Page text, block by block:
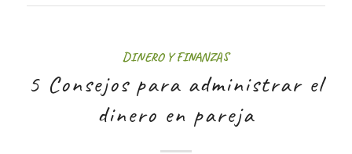
DINERO Y FINANZAS
5 Consejos para administrar el
dinero en pareja